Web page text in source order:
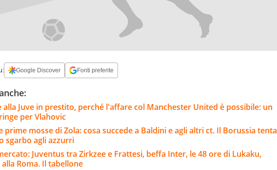
Google Discover Fonti preferite
alla Juve in prestito, perché l'affare col Manchester United è possibile: un
per Vlahovic
prime mosse di Zola: cosa succede a Baldini e agli altri ct. Il Borussia tenta
sgarbo agli azzurri
Juventus tra Zirkzee e Frattesi, beffa Inter, le 48 ore di Lukaku,
Roma. Il tabellone